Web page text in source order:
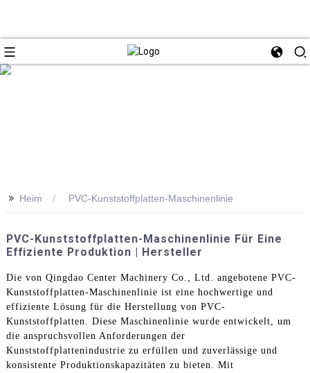
>> Heim PVC-Kunststoffplatten-Maschinenlinie
PVC-Kunststoffplatten-Maschinenlinie Für Eine
Effiziente Produktion | Hersteller
Die von Qingdao Center Machinery Co., Ltd. angebotene PVC-
Kunststoffplatten-Maschinenlinie ist eine hochwertige und
effiziente Lösung für die Herstellung von PVC-
Kunststoffplatten. Diese Maschinenlinie wurde entwickelt, um
die anspruchsvollen Anforderungen der
Kunststoffplattenindustrie zu erfüllen und zuverlässige und
konsistente Produktionskapazitäten zu bieten. Mit